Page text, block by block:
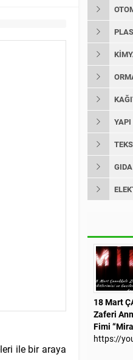
ile bir araya
YAPI
18 Mart
Zaferi
Fimi
https://